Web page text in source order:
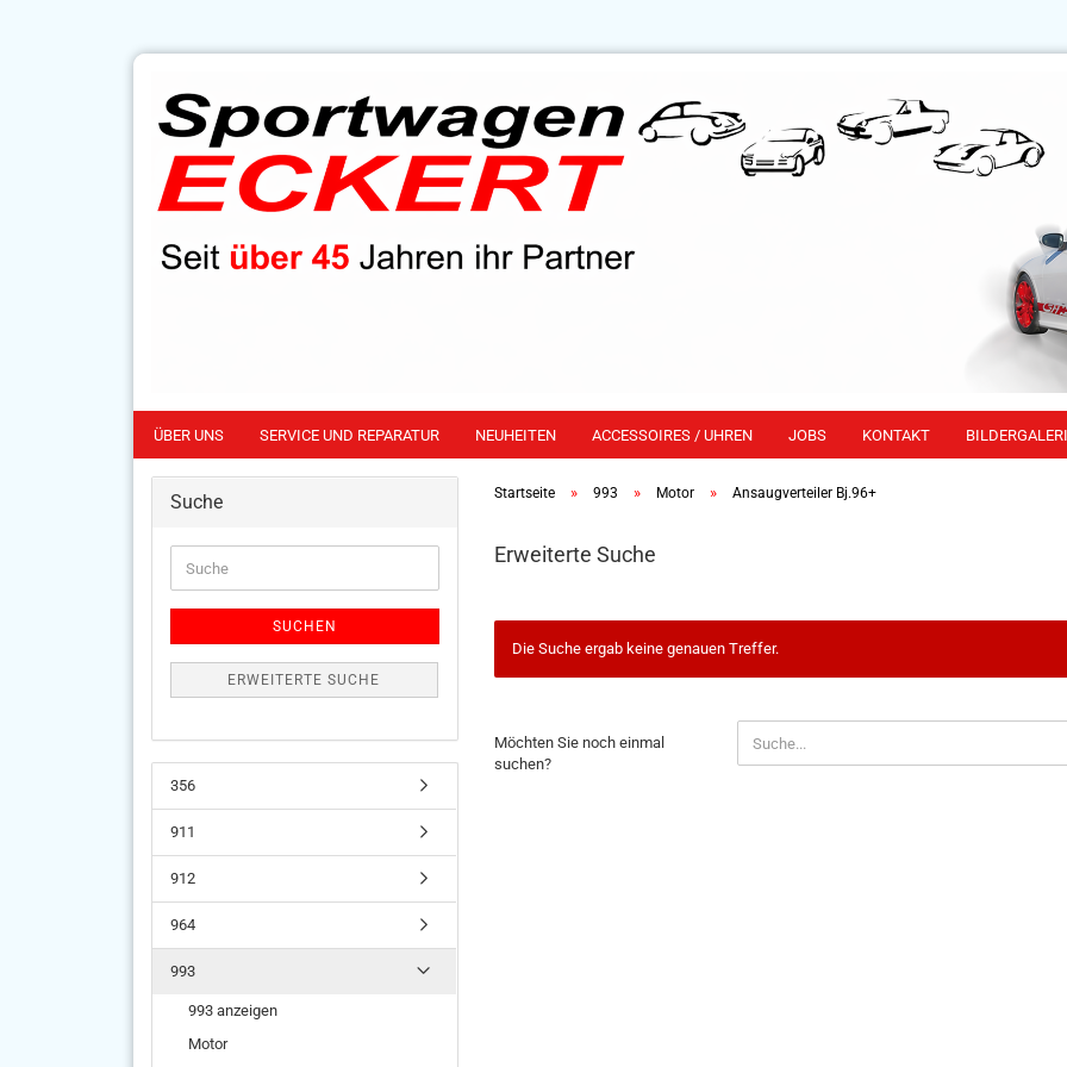
ÜBER UNS SERVICE UND REPARATUR NEUHEITEN ACCESSOIRES / UHREN JOBS KONTAKT
Startseite » 993 » Motor » Ansaugverteiler Bj.96+
Erweiterte Suche
Die Suche ergab keine genauen Treffer.
SIE
NOCH
Möchten Sie noch einmal
suchen?
Suche
SUCHEN
ERWEITERTE SUCHE
356
911
912
964
993
993 anzeigen
Motor